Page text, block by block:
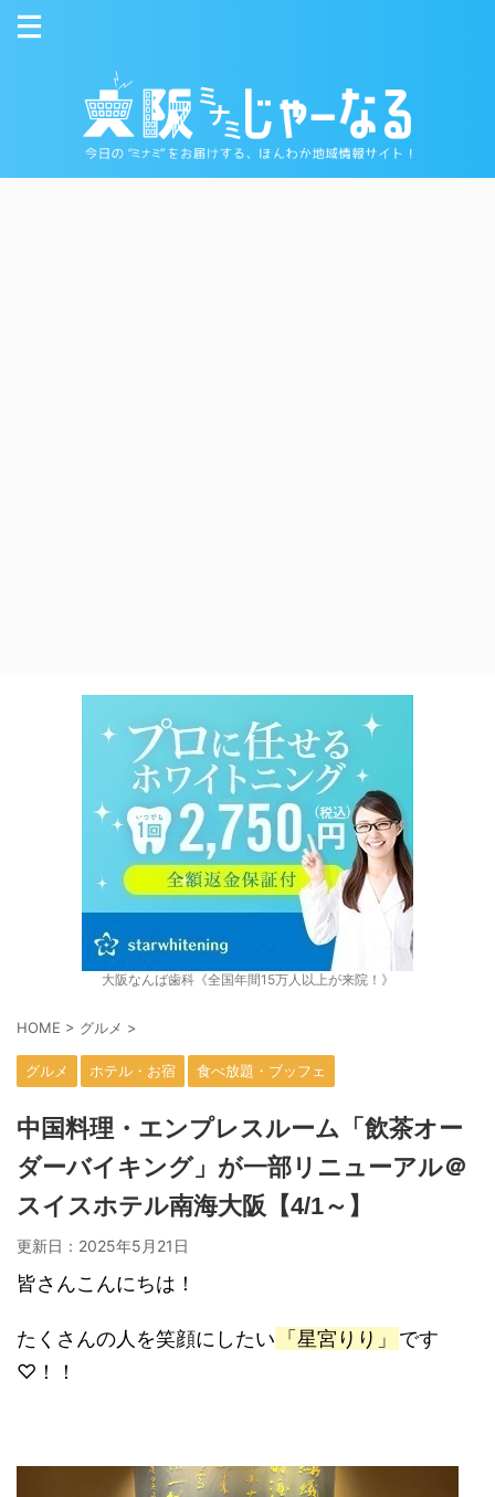
大阪なんば歯科《全国年間15万人以上が来院！》
HOME > グルメ >
グルメ ホテル・お宿 食べ放題・ブッフェ
中国料理・エンプレスルーム「飲茶オー
ダーバイキング」が一部リニューアル＠
スイスホテル南海大阪【4/1～】
更新日： 2025年5月21日
皆さんこんにちは！
たくさんの人を笑顔にしたい 「星宮りり」
です
♡！！